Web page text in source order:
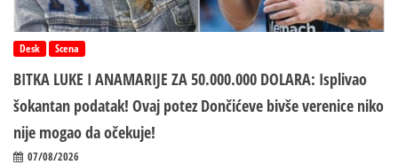
Desk Scena
BITKA LUKE I ANAMARIJE ZA 50.000.000 DOLARA: Isplivao
šokantan podatak! Ovaj potez Dončićeve bivše verenice niko
nije mogao da očekuje!
07/08/2026